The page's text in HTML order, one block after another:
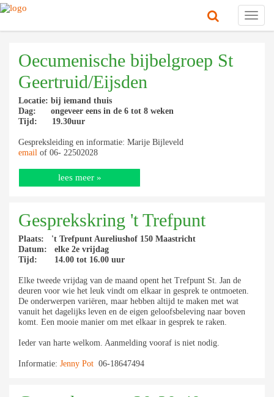
Oecumenische bijbelgroep St
Geertruid/Eijsden
Locatie: bij iemand thuis
Dag: ongeveer eens in de 6 tot 8 weken
Tijd: 19.30uur
Gespreksleiding en informatie: Marije Bijleveld
email of 06- 22502028
lees meer »
Gesprekskring 't Trefpunt
Plaats: 't Trefpunt Aureliushof 150 Maastricht
Datum: elke 2e vrijdag
Tijd: 14.00 tot 16.00 uur
Elke tweede vrijdag van de maand opent het Trefpunt St. Jan de
deuren voor wie het leuk vindt om elkaar in gesprek te ontmoeten.
De onderwerpen variëren, maar hebben altijd te maken met wat
vanuit het dagelijks leven en de eigen geloofsbeleving naar boven
komt. Een mooie manier om met elkaar in gesprek te raken.
Ieder van harte welkom. Aanmelding vooraf is niet nodig.
Informatie: Jenny Pot 06-18647494